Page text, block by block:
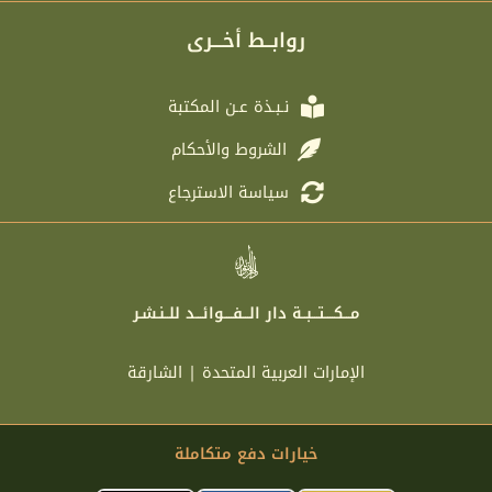
a
b
o
k
t
r
g
روابــط أخـــرى
نـبـذة عـن المكتبة
الشروط والأحكام
سياسة الاسترجاع
مـــكــــتـــبــة دار الـــفــــوائـــد للــنـشـر
الإمارات العربية المتحدة | الشارقة
خيارات دفع متكاملة